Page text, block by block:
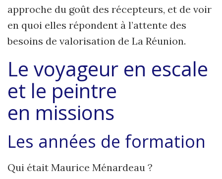
approche du goût des récepteurs, et de voir
en quoi elles répondent à l’attente des
besoins de valorisation de La Réunion.
Le voyageur en escale
et le peintre
en missions
Les années de formation
Qui était Maurice Ménardeau ?